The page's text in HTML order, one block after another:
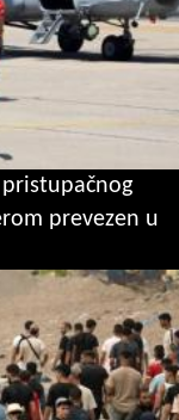
prevezen u